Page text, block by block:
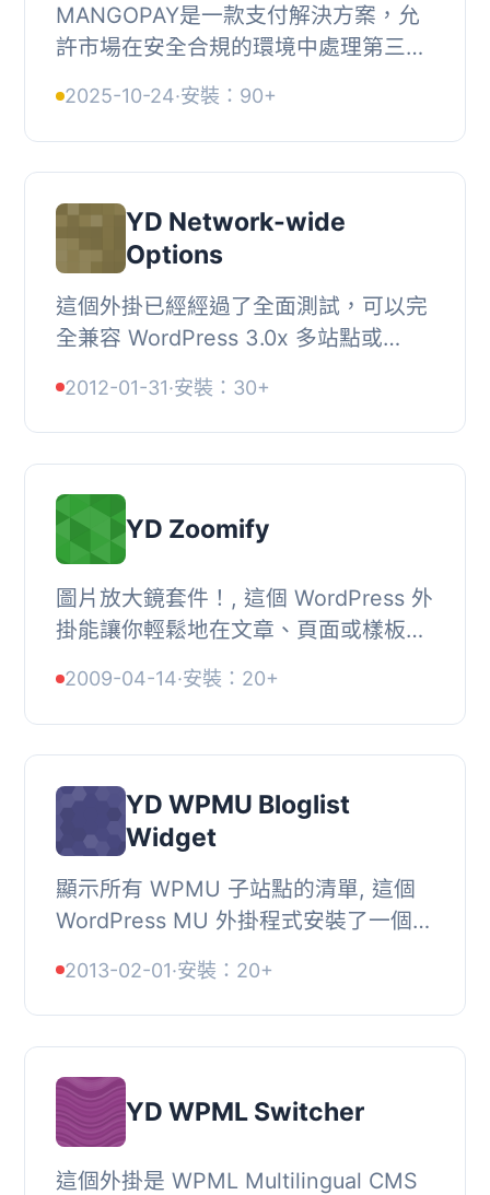
MANGOPAY是一款支付解決方案，允
許市場在安全合規的環境中處理第三方
插件使得從頭到尾創建市場以及處理支
付變得容易快捷。...
2025-10-24·安裝：90+
YD Network-wide
Options
這個外掛已經經過了全面測試，可以完
全兼容 WordPress 3.0x 多站點或
YD WPMU Sitewide Options。版本
3.0 版本已更改名稱...
2012-01-31·安裝：30+
YD Zoomify
圖片放大鏡套件！, 這個 WordPress 外
掛能讓你輕鬆地在文章、頁面或樣板中
圖片。, Zoomify Express 是一項基於
Flash 的免...
2009-04-14·安裝：20+
YD WPMU Bloglist
Widget
顯示所有 WPMU 子站點的清單, 這個
WordPress MU 外掛程式安裝了一個新
式顯示母站點下的所有子站點清單。,
每個子站點/部...
2013-02-01·安裝：20+
YD WPML Switcher
這個外掛是 WPML Multilingual CMS